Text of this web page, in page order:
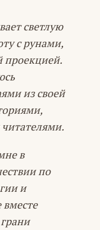
светлую
с рунами,
проекцией.
из своей
в
по
и
вместе